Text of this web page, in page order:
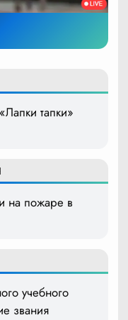
тапки»
на пожаре в
учебного
звания